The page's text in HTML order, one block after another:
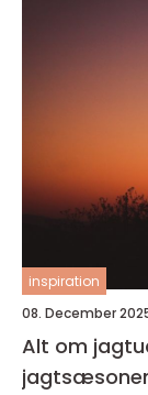
inspiration
08. December
Alt om